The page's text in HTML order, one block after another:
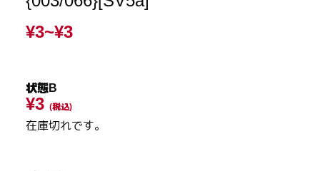
¥3~¥3
状態B
¥3 (税込)
在庫切れです。